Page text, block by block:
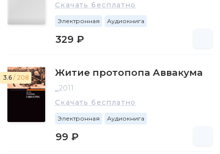
Скачать бесплатно
Электронная Аудиокнига
329 ₽
3.6 / 208 Житие протопопа Аввакума
_2011
Скачать бесплатно
Электронная Аудиокнига
99 ₽